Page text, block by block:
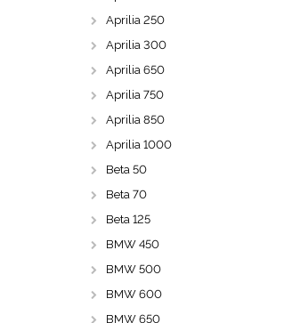
Aprilia 250
Aprilia 300
Aprilia 650
Aprilia 750
Aprilia 850
Aprilia 1000
Beta 50
Beta 70
Beta 125
BMW 450
BMW 500
BMW 600
BMW 650